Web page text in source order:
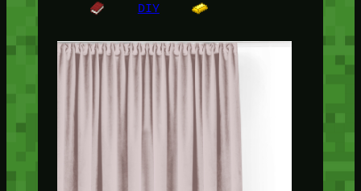
DIY